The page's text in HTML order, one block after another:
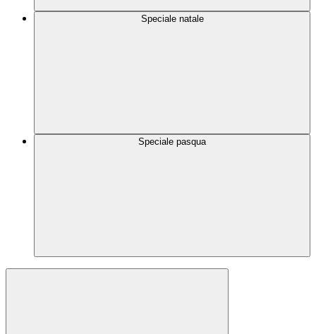
Speciale natale
Speciale pasqua